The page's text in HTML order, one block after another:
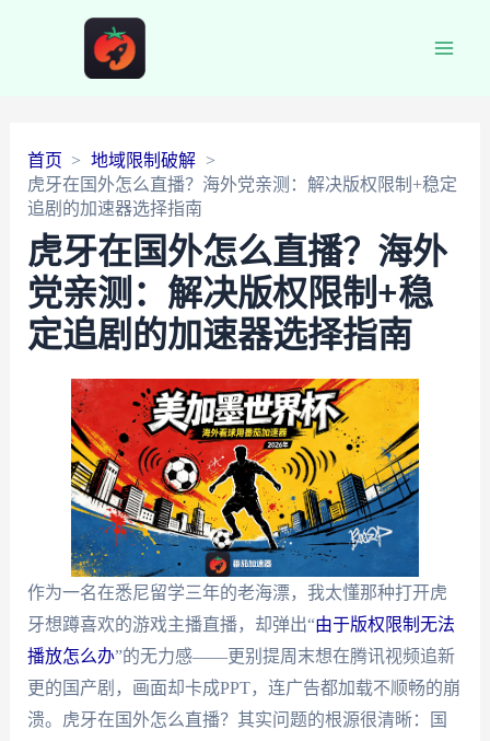
首页
地域限制破解
虎牙在国外怎么直播？海外党亲测：解决版权限制+稳定
追剧的加速器选择指南
虎牙在国外怎么直播？海外
党亲测：解决版权限制+稳
定追剧的加速器选择指南
作为一名在悉尼留学三年的老海漂，我太懂那种打开虎
牙想蹲喜欢的游戏主播直播，却弹出“由于版权限制无法
播放怎么办”的无力感——更别提周末想在腾讯视频追新
更的国产剧，画面却卡成PPT，连广告都加载不顺畅的崩
溃。虎牙在国外怎么直播？其实问题的根源很清晰：国